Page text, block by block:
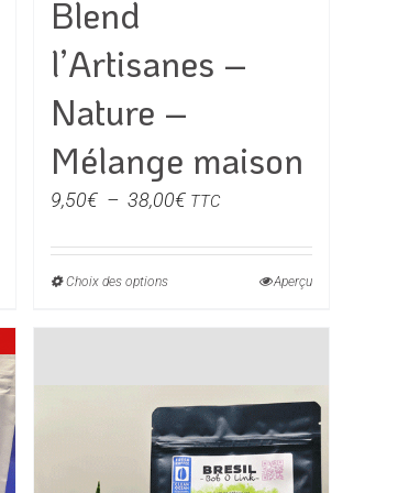
Blend
l’Artisanes –
Nature –
Mélange maison
9,50€ – 38,00€Plage
prix :
TTC
Choix des optionsCe
variations.
Les
options
Aperçu